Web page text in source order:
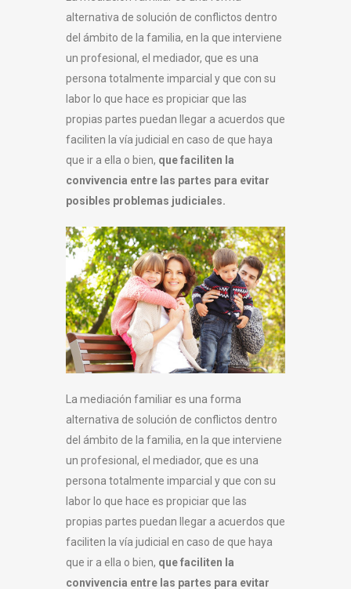
alternativa de solución de conflictos dentro
del ámbito de la familia, en la que interviene
un profesional, el mediador, que es una
persona totalmente imparcial y que con su
labor lo que hace es propiciar que las
propias partes puedan llegar a acuerdos que
faciliten la vía judicial en caso de que haya
que ir a ella o bien, que faciliten la
convivencia entre las partes para evitar
posibles problemas judiciales.
La mediación familiar es una forma
alternativa de solución de conflictos dentro
del ámbito de la familia, en la que interviene
un profesional, el mediador, que es una
persona totalmente imparcial y que con su
labor lo que hace es propiciar que las
propias partes puedan llegar a acuerdos que
faciliten la vía judicial en caso de que haya
que ir a ella o bien, que faciliten la
convivencia entre las partes para evitar